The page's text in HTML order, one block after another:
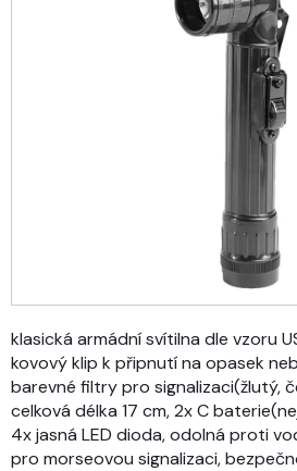
klasická armádní svítilna dle vzoru
kovový klip k připnutí na opasek
barevné filtry pro signalizaci(žlutý,
celková délka 17 cm, 2x C
4x jasná LED dioda, odolná proti
pro morseovou signalizaci,